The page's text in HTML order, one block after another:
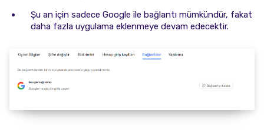
Şu an için sadece Google ile bağlantı mümkündür, fakat
daha fazla uygulama eklenmeye devam edecektir.